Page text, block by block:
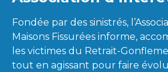
Fondée par des sinistrés,
Maisons Fissurées informe,
les victimes du Retrait-
tout en agissant pour faire